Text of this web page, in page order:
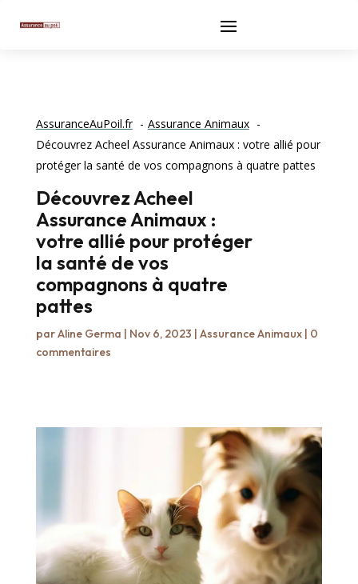
AssuranceAuPoil.fr
Assurance Animaux
Découvrez Acheel Assurance Animaux : votre allié pour
protéger la santé de vos compagnons à quatre pattes
Découvrez Acheel
Assurance Animaux :
votre allié pour protéger
la santé de vos
compagnons à quatre
pattes
parAline Germa | Nov 6, 2023 | Assurance Animaux| 0
commentaires